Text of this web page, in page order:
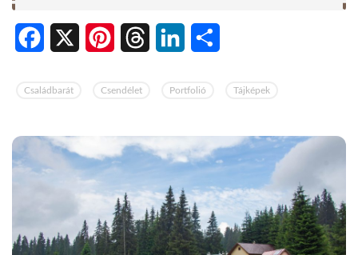
Facebook PinterestThreads LinkedIn
Családbarát Csendélet Portfolió Tájképek